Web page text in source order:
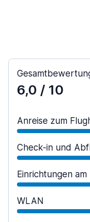
6,0 / 10
Anreise zum
Check-in und
Einrichtungen am
WLAN